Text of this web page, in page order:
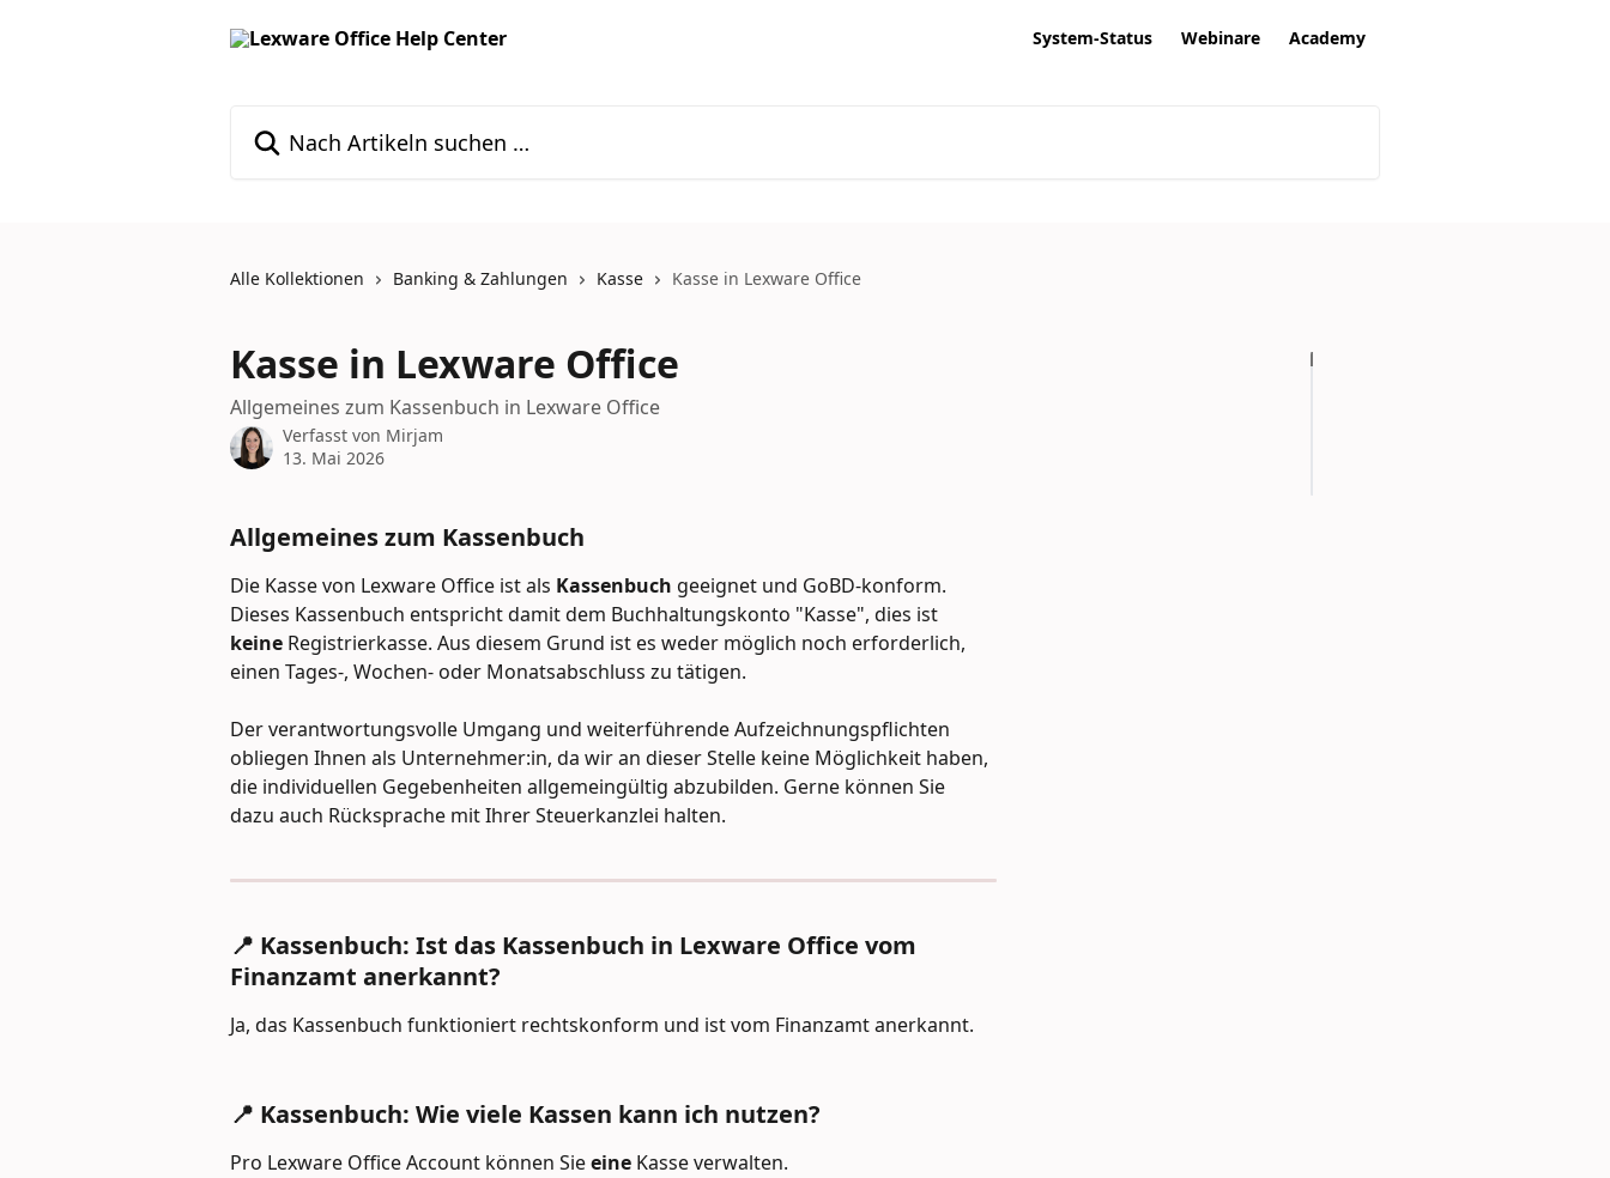
System-Status Webinare Academy
Alle Kollektionen Banking & Zahlungen Kasse Kasse in Lexware Office
Kasse in Lexware Office
Allgemeines zum Kassenbuch in Lexware Office
Verfasst von Mirjam
13. Mai 2026
Allgemeines zum Kassenbuch
Die Kasse von Lexware Office ist als Kassenbuch geeignet und GoBD-konform.
Dieses Kassenbuch entspricht damit dem Buchhaltungskonto "Kasse", dies ist
keine Registrierkasse. Aus diesem Grund ist es weder möglich noch erforderlich,
einen Tages-, Wochen- oder Monatsabschluss zu tätigen.
Der verantwortungsvolle Umgang und weiterführende Aufzeichnungspflichten
obliegen Ihnen als Unternehmer:in, da wir an dieser Stelle keine Möglichkeit haben,
die individuellen Gegebenheiten allgemeingültig abzubilden. Gerne können Sie
dazu auch Rücksprache mit Ihrer Steuerkanzlei halten.
📍 Kassenbuch: Ist das Kassenbuch in Lexware Office vom
Finanzamt anerkannt?
Ja, das Kassenbuch funktioniert rechtskonform und ist vom Finanzamt anerkannt.
📍 Kassenbuch: Wie viele Kassen kann ich nutzen?
Pro Lexware Office Account können Sie eine Kasse verwalten.